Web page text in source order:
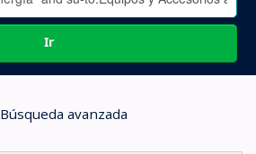
Ir
Búsqueda avanzada